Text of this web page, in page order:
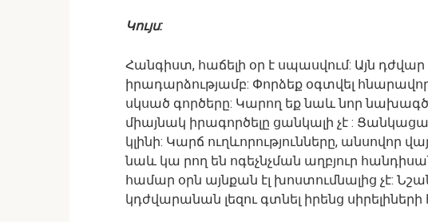
Կույս:
Հանգիստ, հաճելի օր է սպասվում: Այն
իրադարձությամբ: Փորձեք օգտվել
սկսած գործերը: Կարող եք նաև նոր
միայնակ իրագործելը ցանկալի չէ :
կլինի: Կարճ ուղևորությունները, անսովոր
նաև կա րող են ոգեչնչման աղբյուր
համար օրն այնքան էլ խոստումնալից չէ:
կդժվարանան լեզու գտնել իրենց սիրելիների